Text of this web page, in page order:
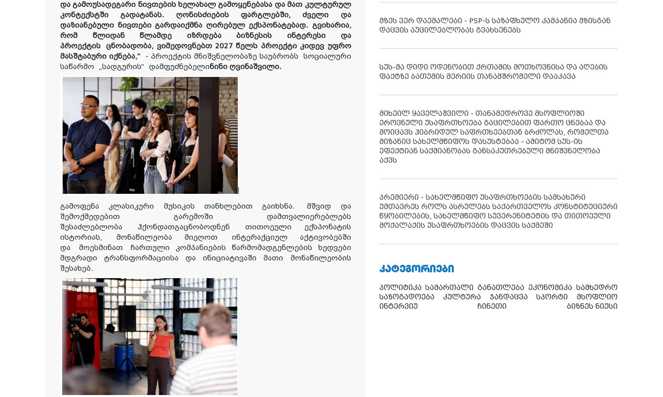
და გამოუსადეგარი ნივთების ხელახალ გამოყენებასა და მათ კულტურულ
კონტექსტში გადატანას. ღონისძიების ფარგლებში, ძველი და
დაზიანებული ნივთები გარდაიქმნა ღირებულ ექსპონატებად. გვიხარია,
რომ წლიდან წლამდე იზრდება ბიზნესის ინტერესი და
პროექტისცნობადობა, ვიმედოვნებთ 2027 წელს პროექტი კიდევ უფრო
მასშტაბური იქნება,“- პროექტის მნიშვნელობაზე საუბრობს სოციალური
საწარმო
სადგურის“ დამფუძნებელინინი ღვინაშვილი.
გამოფენა კლასიკური მუსიკის თანხლებით გაიხსნა.მშვიდ და
შემოქმედებით გარემოში დამთვალიერებლებს
შესაძლებლობა ჰქონდათგაცნობოდნენ თითოეული ექსპონატის
ისტორიას,მონაწილეობა მიეღოთ ინტერაქციულ აქტივობებში
და მოესმინათჩართული კომპანიების წარმომადგენლების ხედვები
მდგრადი ტრანსფორმაციისა და ინიციატივაში მათი მონაწილეობის
შესახებ.
მზეს ვერ დაემალები - PSP-ს საზაფხულო კამპანია მზისგან
დაცვის აუცილებლობას გვახსენებს
სუს-მა დიდი ოდენობით ქრთამის მოთხოვნისა და აღების
ფაქტზე ბათუმის მერიის თანამშრომელი დააკავა
მიხეილ ყაველაშვილი - თანამედროვე მსოფლიოში
ეროვნული უსაფრთხოება გაცილებით ფართო ცნებაა და
მოიცავს ჰიბრიდულ საფრთხეებთან ბრძოლას, რომელთა
მიზანიც სახელმწიფოს დასუსტებაა - ამიტომ სუს-ის
ეფექტიან საქმიანობას განსაკუთრებული მნიშვნელობა
აქვს
პრემიერი - სახელმწიფო უსაფრთხოების სამსახური
უმთავრეს როლს ასრულებს საქართველოს კონსტიტუციური
წყობილების, სახელმწიფო სუვერენიტეტის და თითოეული
მოქალაქის უსაფრთხოების დაცვის საქმეში
ᲙᲐᲢᲔᲒᲝᲠᲘᲔᲑᲘ
პოლიტიკა სამართალი განათლება ეკონომიკა სამხედრო
საზოგადოება
კულტურა ჯანდაცვა სპორტი
მსოფლიო
ინტერვიუ
ჩინეთი ბიზნეს ნიუსი